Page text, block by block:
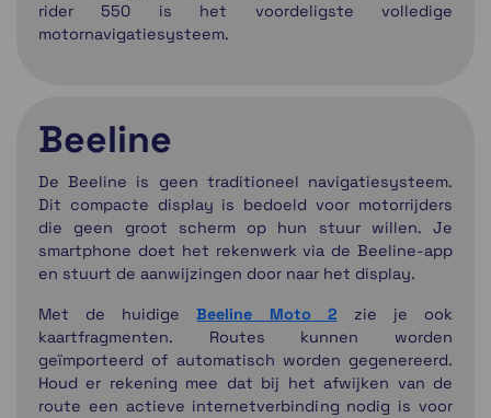
rider 550 is het voordeligste volledige
motornavigatiesysteem.
Beeline
De Beeline is geen traditioneel navigatiesysteem.
Dit compacte display is bedoeld voor motorrijders
die geen groot scherm op hun stuur willen. Je
smartphone doet het rekenwerk via de Beeline-app
en stuurt de aanwijzingen door naar het display.
Met de huidigeBeeline Moto 2 zie je ook
kaartfragmenten. Routes kunnen worden
geïmporteerd of automatisch worden gegenereerd.
Houd er rekening mee dat bij het afwijken van de
route een actieve internetverbinding nodig is voor